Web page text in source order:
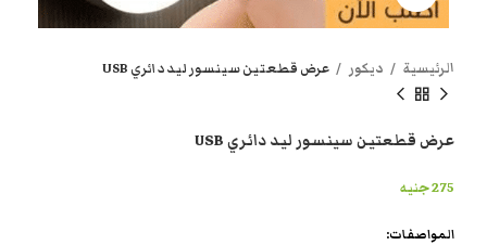
الرئيسية ديكور عرض قطعتين سينسور ليد دائري USB
عرض قطعتين سينسور ليد دائري USB
275جنيه
المواصفات: